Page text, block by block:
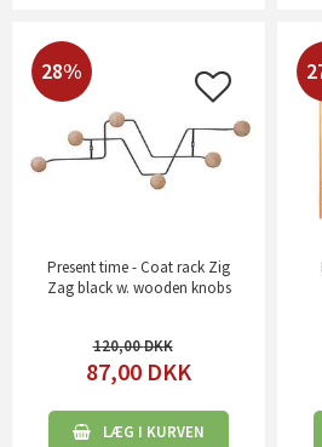
28%
Present time - Coat rack Zig
Zag black w. wooden knobs
120,00
87,00 DKK
LÆG I KURVEN